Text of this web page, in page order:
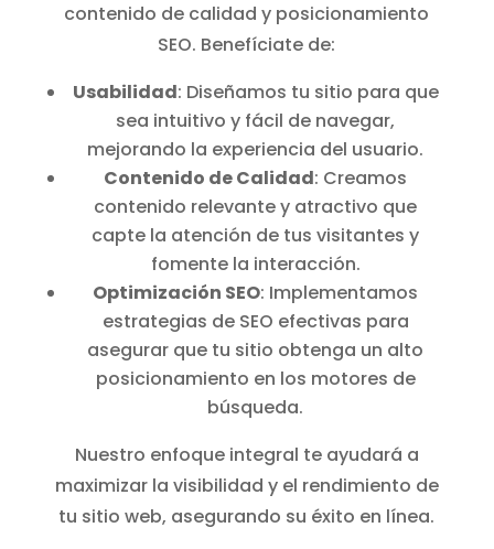
contenido de calidad y posicionamiento
SEO. Benefíciate de:
Usabilidad: Diseñamos tu sitio para que
sea intuitivo y fácil de navegar,
mejorando la experiencia del usuario.
Contenido de Calidad: Creamos
contenido relevante y atractivo que
capte la atención de tus visitantes y
fomente la interacción.
Optimización SEO: Implementamos
estrategias de SEO efectivas para
asegurar que tu sitio obtenga un alto
posicionamiento en los motores de
búsqueda.
Nuestro enfoque integral te ayudará a
maximizar la visibilidad y el rendimiento de
tu sitio web, asegurando su éxito en línea.